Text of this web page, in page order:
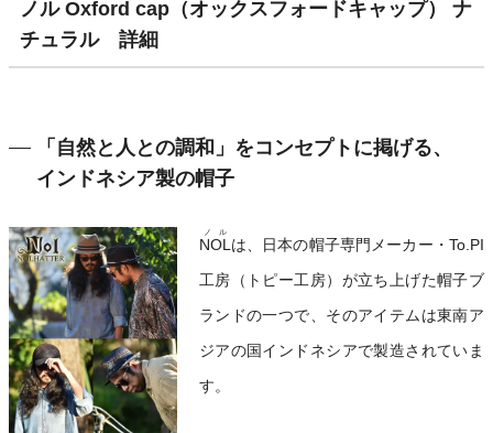
ノル Oxford cap（オックスフォードキャップ） ナ
チュラル 詳細
「自然と人との調和」をコンセプトに掲げる、
インドネシア製の帽子
NOL
ノル
は、日本の帽子専門メーカー・To.PI
工房（トピー工房）が立ち上げた帽子ブ
ランドの一つで、そのアイテムは東南ア
ジアの国インドネシアで製造されていま
す。